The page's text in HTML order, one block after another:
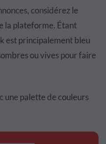
considérez le
la plateforme. Étant
est principalement bleu
ou vives pour faire
une palette de couleurs